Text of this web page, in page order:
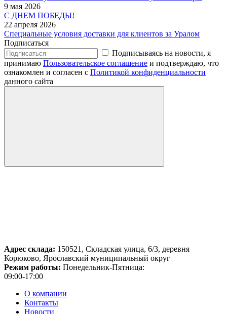
9 мая 2026
С ДНЕМ ПОБЕДЫ!
22 апреля 2026
Специальные условия доставки для клиентов за Уралом
Подписаться
Подписываясь на новости, я
принимаю Пользовательское соглашение и подтверждаю, что
ознакомлен и согласен с Политикой конфиденциальности
данного сайта
Адрес склада: 150521, Складская улица, 6/3, деревня
Корюково, Ярославский муниципальный округ
Режим работы: Понедельник-Пятница:
09:00-17:00
О компании
Контакты
Новости